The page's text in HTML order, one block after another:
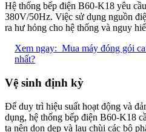
Hệ thống bếp điện B60-K18 yêu
380V/50Hz. Việc sử dụng nguồn
ra hư hỏng cho hệ thống và nguy
Xem ngay: Mua máy đóng gói
nhất?
Vệ sinh định kỳ
Để duy trì hiệu suất hoạt động và
dụng, hệ thống bếp điện B60-K18
ta nên dọn dẹp và lau chùi các bộ